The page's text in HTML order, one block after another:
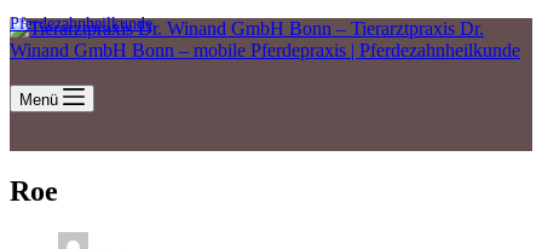
Pferdezahnheilkunde
Menü
Roe